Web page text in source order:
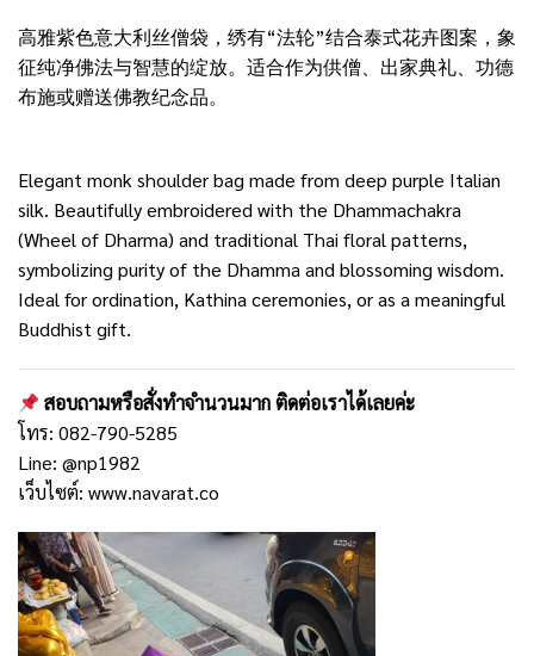
高雅紫色意大利丝僧袋，绣有“法轮”结合泰式花卉图案，象
征纯净佛法与智慧的绽放。适合作为供僧、出家典礼、功德
布施或赠送佛教纪念品。
Elegant monk shoulder bag made from deep purple Italian
silk. Beautifully embroidered with the Dhammachakra
(Wheel of Dharma) and traditional Thai floral patterns,
symbolizing purity of the Dhamma and blossoming wisdom.
Ideal for ordination, Kathina ceremonies, or as a meaningful
Buddhist gift.
สอบถามหรือสั่งทำจำนวนมาก ติดต่อเราได้เลยค่ะ
โทร: 082-790-5285
Line: @np1982
เว็บไซต์: www.navarat.co